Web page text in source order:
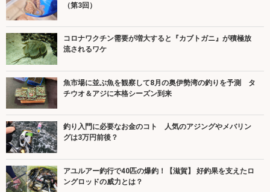
（第3回）
コロナワクチン需要が増大すると『カブトガニ』が積極放
流されるワケ
魚市場に並ぶ魚を観察して8月の奥伊勢湾の釣りを予測 タ
チウオ＆アジに本格シーズン到来
釣り入門に必要なお金のコト 人気のアジングやメバリン
グは3万円前後？
アユルアー釣行で40匹の爆釣！【滋賀】 好釣果を支えたロ
ングロッドの威力とは？